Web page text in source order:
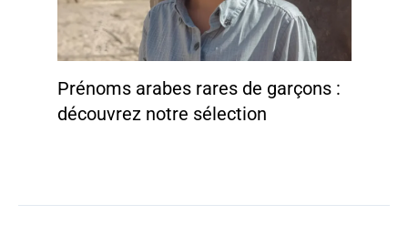
Prénoms arabes rares de garçons :
découvrez notre sélection